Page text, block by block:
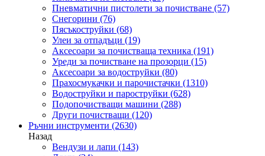
Пневматични пистолети за почистване (57)
Снегорини (76)
Пясъкоструйки (68)
Улеи за отпадъци (19)
Аксесоари за почистваща техника (191)
Уреди за почистване на прозорци (15)
Аксесоари за водоструйки (80)
Прахосмукачки и парочистачки (1310)
Водоструйки и пароструйки (628)
Подопочистващи машини (288)
Други почистващи (120)
Ръчни инструменти (2630)
Назад
Вендузи и лапи (143)